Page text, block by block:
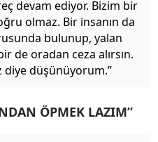
devam ediyor. Bizim bir
olmaz. Bir insanın da
bulunup, yalan
de oradan ceza alırsın.
diye düşünüyorum.”
ÖPMEK LAZIM”